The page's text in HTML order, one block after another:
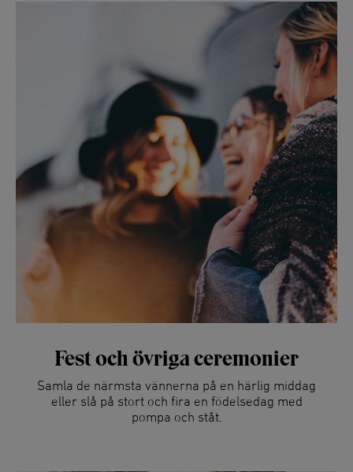
Fest och övriga ceremonier
Samla de närmsta vännerna på en härlig middag
eller slå på stort och fira en födelsedag med
pompa och ståt.